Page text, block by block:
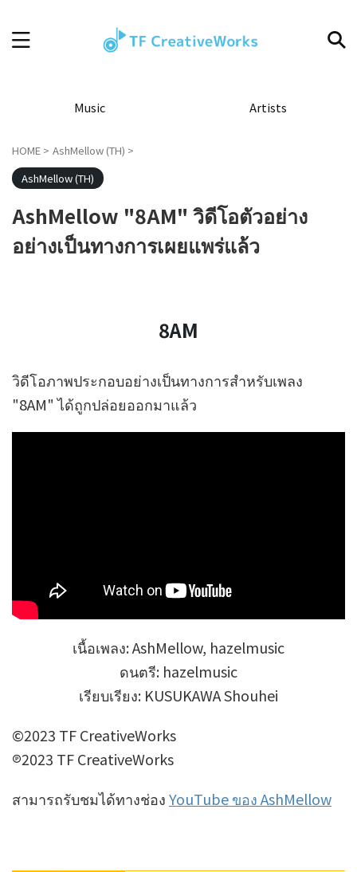
Music Artists
HOME > AshMellow (TH) >
AshMellow (TH)
AshMellow "8AM" วิดีโอตัวอย่าง
อย่างเป็นทางการเผยแพร่แล้ว
8AM
วิดีโอภาพประกอบอย่างเป็นทางการสำหรับเพลง
"8AM" ได้ถูกปล่อยออกมาแล้ว
เนื้อเพลง: AshMellow, hazelmusic
ดนตรี: hazelmusic
เรียบเรียง: KUSUKAWA Shouhei
©2023 TF CreativeWorks
℗2023 TF CreativeWorks
สามารถรับชมได้ทางช่องYouTube ของ AshMellow